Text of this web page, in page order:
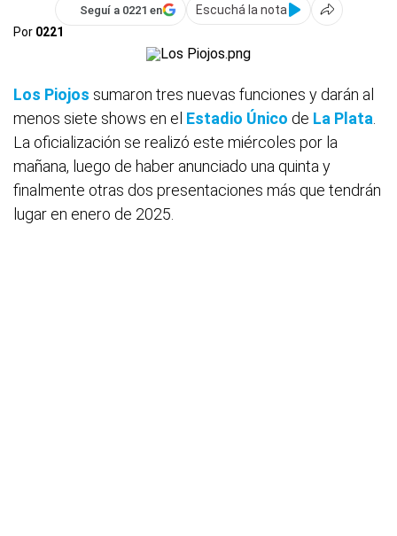
Seguí a 0221 en
Escuchá la nota
Por 0221
Los Piojos sumaron tres nuevas funciones y darán al
menos siete shows en el Estadio Único de La Plata
La oficialización se realizó este miércoles por la
mañana, luego de haber anunciado una quinta y
finalmente otras dos presentaciones más que tendrán
lugar en enero de 2025.